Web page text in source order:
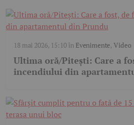
18 mai 2026, 15:10în Evenimente,Video
Ultima oră/Pitești: Care a
incendiului din